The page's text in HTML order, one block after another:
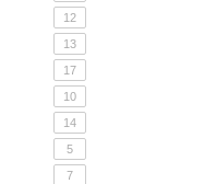
12
13
17
10
14
5
7